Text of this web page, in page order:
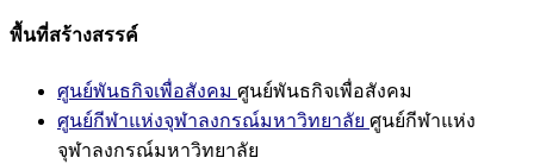
พื้นที่สร้างสรรค์
ศูนย์พันธกิจเพื่อสังคม ศูนย์พันธกิจเพื่อสังคม
ศูนย์กีฬาแห่งจุฬาลงกรณ์มหาวิทยาลัย ศูนย์กีฬาแห่ง
จุฬาลงกรณ์มหาวิทยาลัย